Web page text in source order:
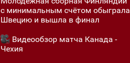
с минимальным счётом обыграла
Швецию и вышла в финал
Видеообзор матча Канада -
Чехия